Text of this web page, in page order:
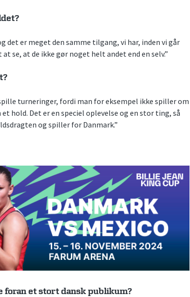
det er meget den samme tilgang, vi har, inden vi går
se, at de ikke gør noget helt andet end en selv.”
turneringer, fordi man for eksempel ikke spiller om
hold. Det er en speciel oplevelse og en stor ting, så
og spiller for Danmark.”
et stort dansk publikum?